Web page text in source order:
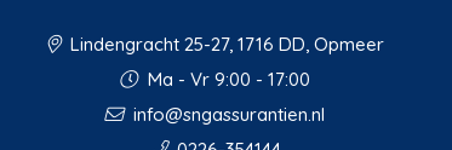
Lindengracht 25-27, 1716 DD, Opmeer
Ma - Vr 9:00 - 17:00
info@sngassurantien.nl